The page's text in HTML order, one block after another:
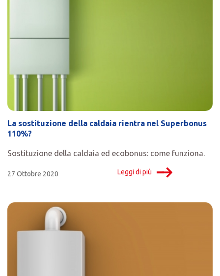
La sostituzione della caldaia rientra nel Superbonus
110%?
Sostituzione della caldaia ed ecobonus: come funziona.
27 Ottobre 2020 Leggi di più